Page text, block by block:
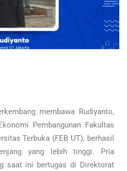
membawa Rudiyanto,
Pembangunan Fakultas
Terbuka (FEB UT), berhasil
yang lebih tinggi. Pria
saat ini bertugas di Direktorat